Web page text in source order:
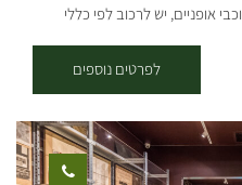
אופניים, יש לרכוב לפי כללי
משתי נקודות התחלה וסיום -
כיווני עם כיוון השעון). תקציר על
והפורחות ביער שוקדה, הסינגל
לוח קטן בצבע כחול עם רוכב
מבארי - נרכב בדרך העפר
לפרטים נוספים